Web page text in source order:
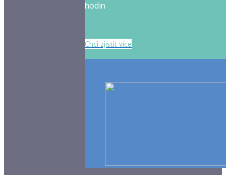
hodin
Chci zjistit více